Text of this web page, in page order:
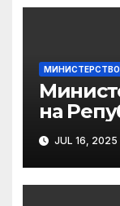
на
JUL 16, 2025